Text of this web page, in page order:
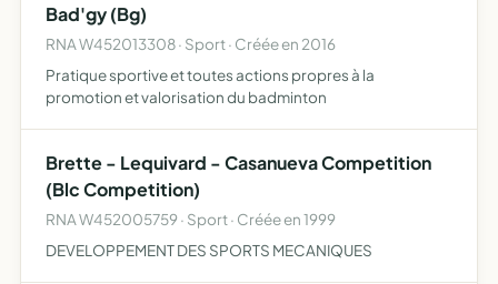
Bad'gy (Bg)
RNA W452013308 · Sport · Créée en 2016
Pratique sportive et toutes actions propres à la
promotion et valorisation du badminton
Brette - Lequivard - Casanueva Competition
(Blc Competition)
RNA W452005759 · Sport · Créée en 1999
DEVELOPPEMENT DES SPORTS MECANIQUES